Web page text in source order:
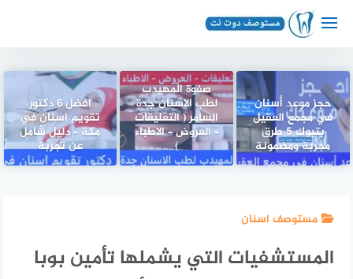
حجز موعد أسنان
في مجمع العقيل
بتبوك 5 طرق
مجربة ومضمونة
صفوة المهيدب
لطب الاسنان جدة
السامر ( التعليقات
– العروض – الاطباء
)
افضل 6 دكتور
تقويم اسنان في
مكة – دليل شامل
عن تجربة
مستوصف اسنان
المستشفيات التي يشملها تأمين بوبا